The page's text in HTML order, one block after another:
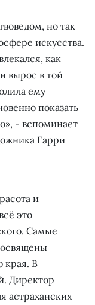
но так
искусства.
как
вырос в той
ему
показать
- вспоминает
Гарри
и
это
Самые
края. В
Директор
астраханских